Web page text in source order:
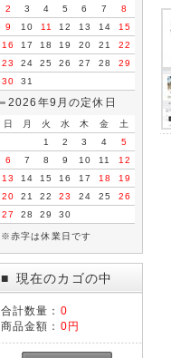
2
3 4 5 6 7
8
9
10 11 12 13 14
15
16
17 18 19 20 21
22
23
24 25 26 27 28
29
30
31
2026年9月の定休日
日 月 火 水 木 金
土
1
2 3 4
5
6
7 8 9 10 11
12
13
14 15 16 17 18
19
20
21 22 23 24 25
26
27
28 29 30
※赤字は休業日です
■ 現在のカゴの中
合計数量： 0
商品金額： 0円